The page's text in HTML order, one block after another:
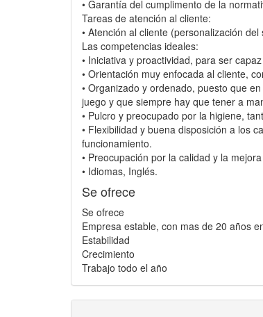
• Garantía del cumplimento de la
Tareas de atención al cliente:
• Atención al cliente (personalización del
Las competencias ideales:
• Iniciativa y proactividad, para ser
• Orientación muy enfocada al cliente,
• Organizado y ordenado, puesto que
juego y que siempre hay que tener a
• Pulcro y preocupado por la higiene,
• Flexibilidad y buena disposición a los
funcionamiento.
• Preocupación por la calidad y la
• Idiomas, Inglés.
Se ofrece
Se ofrece
Empresa estable, con mas de 20 años
Estabilidad
Crecimiento
Trabajo todo el año